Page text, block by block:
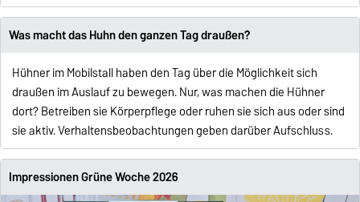
Was macht das Huhn den ganzen Tag draußen?
Hühner im Mobilstall haben den Tag über die Möglichkeit sich
draußen im Auslauf zu bewegen. Nur, was machen die Hühner
dort? Betreiben sie Körperpflege oder ruhen sie sich aus oder sind
sie aktiv. Verhaltensbeobachtungen geben darüber Aufschluss.
Impressionen Grüne Woche 2026